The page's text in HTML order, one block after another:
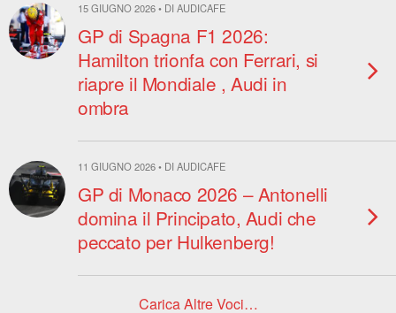
15 GIUGNO 2026 • DI AUDICAFE
GP di Spagna F1 2026:
Hamilton trionfa con Ferrari, si
riapre il Mondiale , Audi in
ombra
11 GIUGNO 2026 • DI AUDICAFE
GP di Monaco 2026 – Antonelli
domina il Principato, Audi che
peccato per Hulkenberg!
Carica Altre Voci…